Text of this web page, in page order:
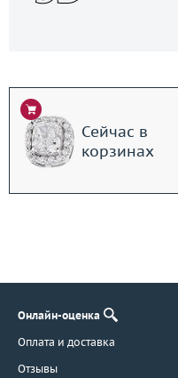
Сейчас в
корзинах
Онлайн-оценка
Оплата и доставка
Отзывы